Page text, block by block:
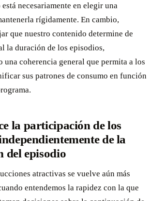
necesariamente en elegir una
rígidamente. En cambio,
que nuestro contenido determine de
la duración de los episodios,
una coherencia general que permita a los
sus patrones de consumo en función
la participación de los
de la
del episodio
atractivas se vuelve aún más
entendemos la rapidez con la que